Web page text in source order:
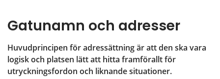
Gatunamn och adresser
Huvudprincipen för adressättning är att den ska vara
logisk och platsen lätt att hitta framförallt för
utryckningsfordon och liknande situationer.